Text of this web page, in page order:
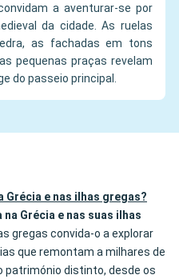
a aventurar-se por
da cidade. As ruelas
as fachadas em tons
pequenas praças revelam
do passeio principal.
Grécia e nas ilhas gregas?
Grécia e nas suas ilhas
gregas convida-o a explorar
que remontam a milhares de
património distinto, desde os